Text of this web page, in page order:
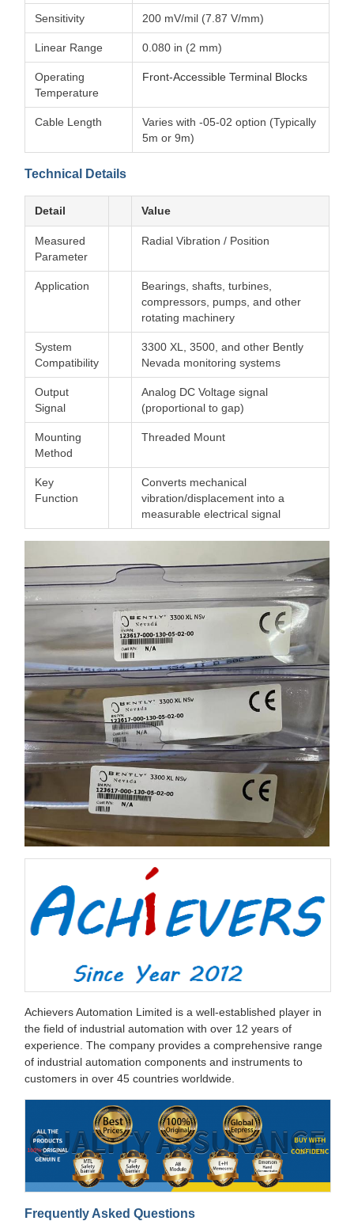
Sensitivity 200 mV/mil (7.87 V/mm)
Linear Range 0.080 in (2 mm)
Operating
Temperature
Front-Accessible Terminal Blocks
Cable Length
Varies with -05-02 option (Typically
5m or 9m)
Technical Details
Detail Value
Measured
Parameter
Radial Vibration / Position
Application
Bearings, shafts, turbines,
compressors, pumps, and other
rotating machinery
System
Compatibility
3300 XL, 3500, and other Bently
Nevada monitoring systems
Output
Signal
Analog DC Voltage signal
(proportional to gap)
Mounting
Method
Threaded Mount
Key
Function
Converts mechanical
vibration/displacement into a
measurable electrical signal
Achievers Automation Limited is a well-established player in
the field of industrial automation with over 12 years of
experience. The company provides a comprehensive range
of industrial automation components and instruments to
customers in over 45 countries worldwide.
Frequently Asked Questions